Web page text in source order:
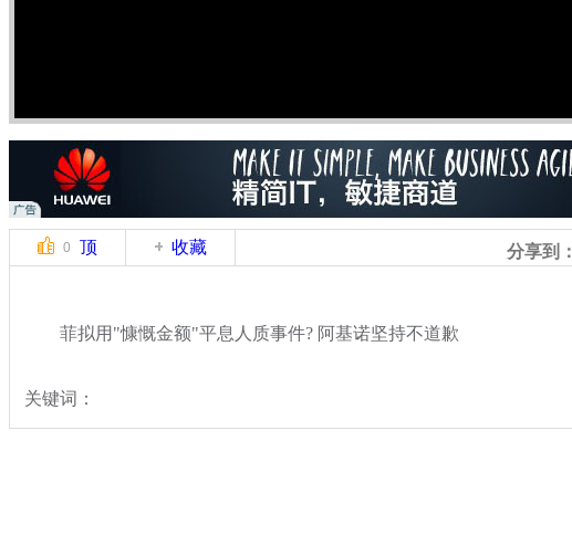
0 顶 收藏 分享到：
菲拟用"慷慨金额"平息人质事件? 阿基诺坚持不道歉
关键词：